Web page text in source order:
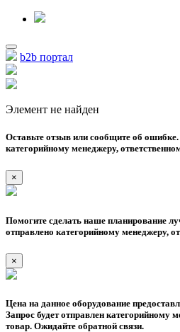
b2b портал
Элемент не найден
Оставьте отзыв или сообщите об
категорийному менеджеру,
×
Помогите сделать наше планирование
отправлено категорийному менеджеру,
×
Цена на данное оборудование
Запрос будет отправлен категорийному
товар. Ожидайте обратной связи.